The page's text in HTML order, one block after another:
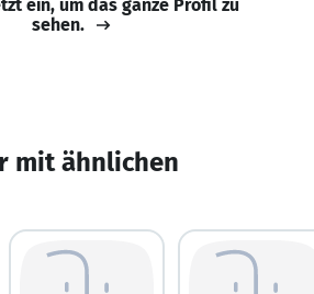
ein, um das ganze Profil zu
sehen.
mit ähnlichen